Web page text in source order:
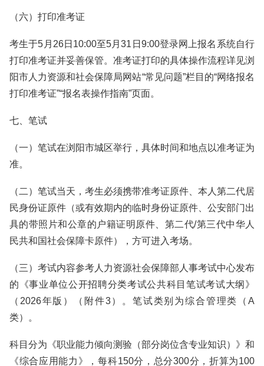
（六）打印准考证
考生于5月26日10:00至5月31日9:00登录网上报名系统自行
打印准考证并妥善保管。准考证打印的具体操作流程详见浏
阳市人力资源和社会保障局网站“常见问题”栏目的“网络报名
打印准考证”“报名表操作指南”页面。
七、笔试
（一）笔试在浏阳市城区举行，具体时间和地点以准考证为
准。
（二）笔试当天，考生必须携带准考证原件、本人第二代居
民身份证原件（或有效期内的临时身份证原件、公安部门出
具的带照片和公章的户籍证明原件、第二代/第三代中华人
民共和国社会保障卡原件），方可进入考场。
（三）考试内容参考人力资源社会保障部人事考试中心发布
的《事业单位公开招聘分类考试公共科目笔试考试大纲》
（2026年版）（附件3）。笔试类别为综合管理类（A
类）。
科目分为《职业能力倾向测验（部分岗位含专业知识）》和
《综合应用能力》，每科150分，总分300分，折算为100